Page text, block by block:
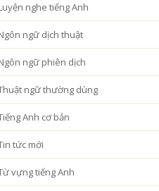
nghe tiếng Anh
ngữ dịch thuật
ngữ phiên dịch
ngữ thường dùng
Anh cơ bản
tức mới
vựng tiếng Anh